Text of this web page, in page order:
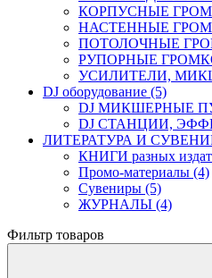
КОРПУСНЫЕ
НАСТЕННЫЕ
ПОТОЛОЧНЫЕ
РУПОРНЫЕ
УСИЛИТЕЛИ,
DJ оборудование (5)
DJ МИКШЕРНЫЕ
DJ СТАНЦИИ,
ЛИТЕРАТУРА И
КНИГИ разных
Промо-материалы (4)
Сувениры (5)
ЖУРНАЛЫ (4)
Фильтр товаров